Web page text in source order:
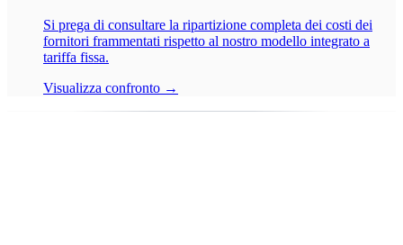
Si prega di consultare la ripartizione completa dei costi dei
fornitori frammentati rispetto al nostro modello integrato a
tariffa fissa.
Visualizza confronto →